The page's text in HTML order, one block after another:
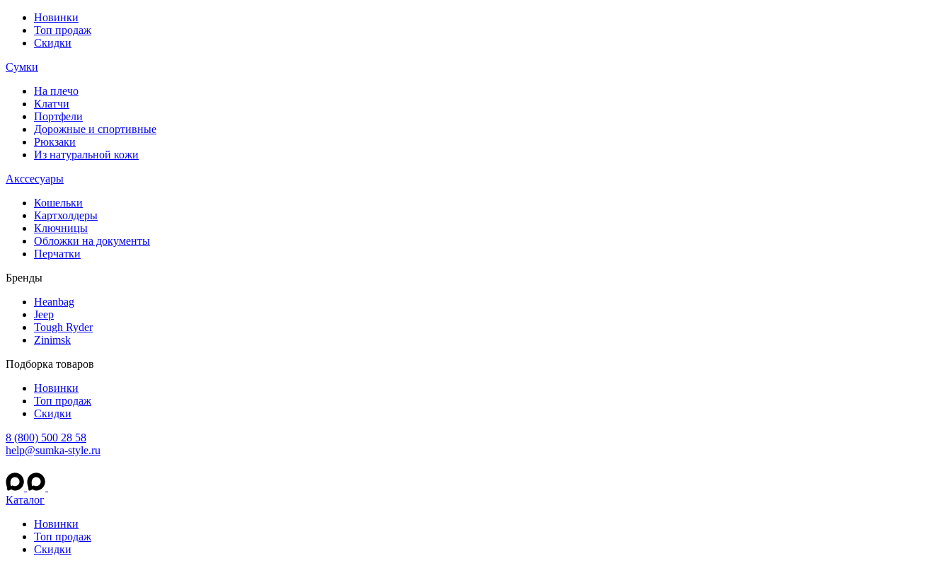
Новинки
Топ продаж
Скидки
Сумки
На плечо
Клатчи
Портфели
Дорожные и спортивные
Рюкзаки
Из натуральной кожи
Акссесуары
Кошельки
Картхолдеры
Ключницы
Обложки на документы
Перчатки
Бренды
Heanbag
Jeep
Tough Ryder
Zinimsk
Подборка товаров
Новинки
Топ продаж
Скидки
8 (800) 500 28 58
help@sumka-style.ru
Каталог
Новинки
Топ продаж
Скидки